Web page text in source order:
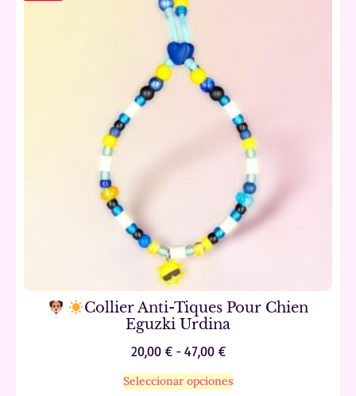
Collier Anti-Tiques Pour Chien
Eguzki Urdina
20,00 € - 47,00 €
Seleccionar opciones